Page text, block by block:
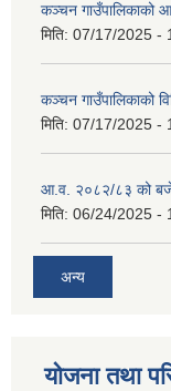
कञ्‍चन गाउँपालिकाको
मिति: 07/17/2025 -
कञ्‍चन गाउँपालिकाको
मिति: 07/17/2025 -
आ.व. २०८२/८३ को
मिति: 06/24/2025 -
अन्य
योजना तथा